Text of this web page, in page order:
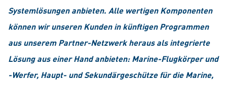
Systemlösungen anbieten. Alle wertigen Komponenten
können wir unseren Kunden in künftigen Programmen
aus unserem Partner-Netzwerk heraus als integrierte
Lösung aus einer Hand anbieten: Marine-Flugkörper und
-Werfer, Haupt- und Sekundärgeschütze für die Marine,